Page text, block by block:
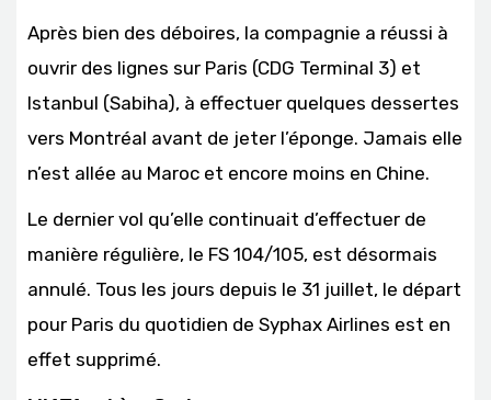
Après bien des déboires, la compagnie a réussi à
ouvrir des lignes sur Paris (CDG Terminal 3) et
Istanbul (Sabiha), à effectuer quelques dessertes
vers Montréal avant de jeter l’éponge. Jamais elle
n’est allée au Maroc et encore moins en Chine.
Le dernier vol qu’elle continuait d’effectuer de
manière régulière, le FS 104/105, est désormais
annulé. Tous les jours depuis le 31 juillet, le départ
pour Paris du quotidien de Syphax Airlines est en
effet supprimé.